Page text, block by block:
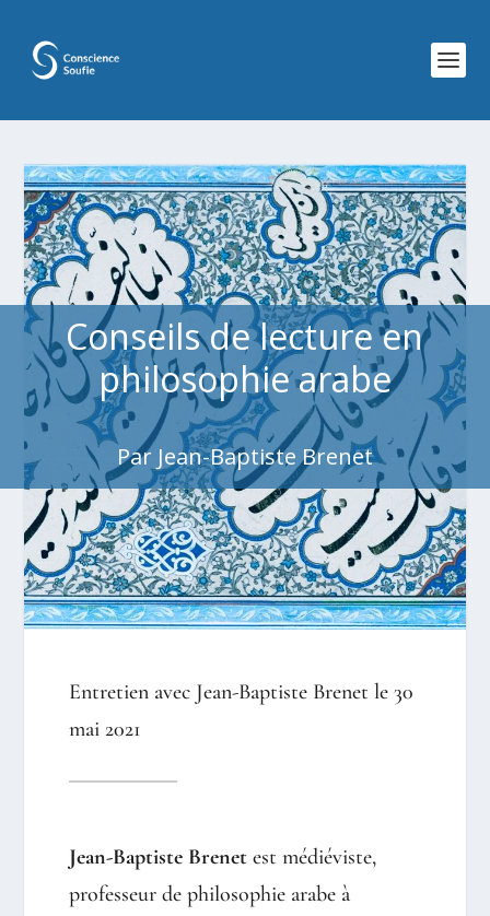
Conseils de lecture en
philosophie arabe
Par Jean-Baptiste Brenet
Entretien avec Jean-Baptiste Brenet le 30
mai 2021
Jean-Baptiste Brenet est médiéviste,
professeur de philosophie arabe à